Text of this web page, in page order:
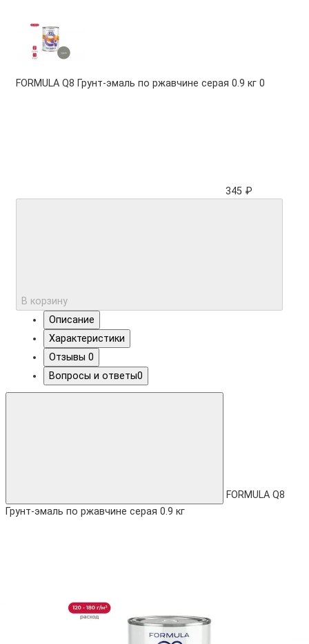
FORMULA Q8 Грунт-эмаль по ржавчине серая 0.9 кг 0
345 ₽
В корзину
Описание
Характеристики
Отзывы 0
Вопросы и ответы0
FORMULA Q8
Грунт-эмаль по ржавчине серая 0.9 кг